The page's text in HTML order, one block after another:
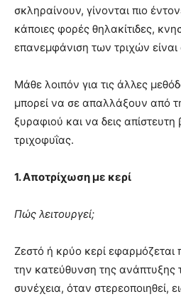
σκληραίνουν, γίνονται πιο
κάποιες φορές θηλακίτιδες,
επανεμφάνιση των τριχών
Μάθε λοιπόν για τις άλλες
μπορεί να σε απαλλάξουν από
ξυραφιού και να δεις
τριχοφυΐας.
1. Αποτρίχωση με κερί
Πώς λειτουργεί;
Ζεστό ή κρύο κερί
την κατεύθυνση της ανάπτυξης
συνέχεια, όταν στερεοποιηθεί,